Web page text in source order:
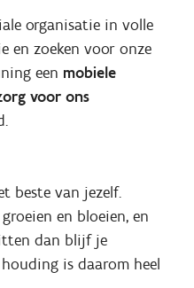
organisatie in volle
en zoeken voor onze
een mobiele
voor ons
beste van jezelf.
en bloeien, en
dan blijf je
is daarom heel